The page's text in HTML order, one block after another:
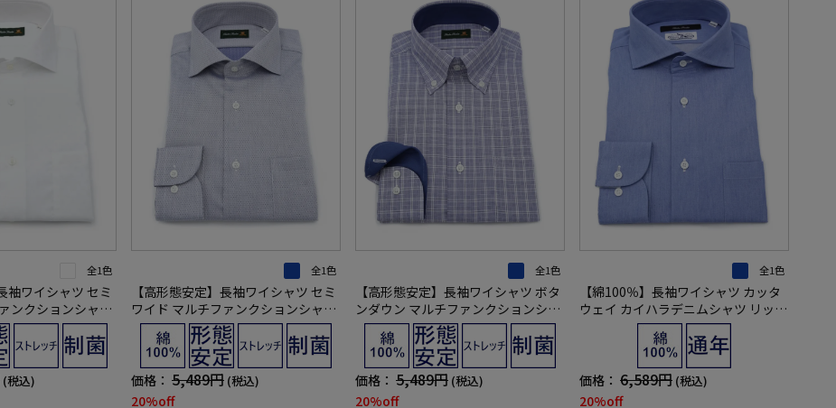
全1色
袖ワイシャツ セミ
ンクションシャツ
バッカー 通年
(税込)
全1色
【高形態安定】長袖ワイシャツ セミ
ワイド マルチファンクションシャツ
ダイヤ リッケンバッカー 通年
価格： 5,489円 (税込)
20%off
全1色
【高形態安定】長袖ワイシャツ ボタ
ンダウン マルチファンクションシャ
ツ チェック リッケンバッカー 通年
価格： 5,489円 (税込)
20%off
全1色
【綿100％】長袖ワイシャツ カッタ
ウェイ カイハラデニムシャツ リッケ
ンバッカー 通年
価格： 6,589円 (税込)
20%off